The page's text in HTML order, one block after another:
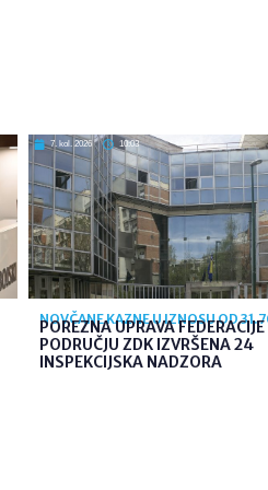
7. kol. 2026 10:03
NOVČANE KAZNE U IZNOSU OD
POREZNA UPRAVA
PODRUČJU ZDK IZVRŠENA 24
INSPEKCIJSKA NADZORA